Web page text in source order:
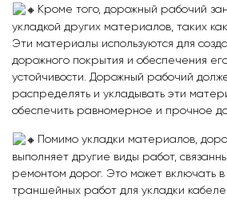
Кроме того, дорожный рабочий
укладкой других материалов, таких
Эти материалы используются для
дорожного покрытия и обеспечения
устойчивости. Дорожный рабочий
распределять и укладывать эти
обеспечить равномерное и прочное
Помимо укладки материалов,
выполняет другие виды работ,
ремонтом дорог. Это может включать
траншейных работ для укладки